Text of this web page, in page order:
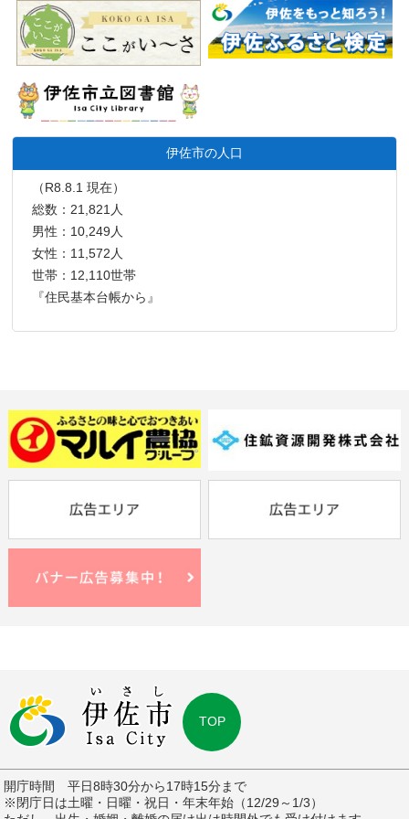
伊佐市の人口
（R8.8.1 現在）
総数：21,821人
男性：10,249人
女性：11,572人
世帯：12,110世帯
『住民基本台帳から』
TOP
開庁時間 平日8時30分から17時15分まで
※閉庁日は土曜・日曜・祝日・年末年始（12/29～1/3）